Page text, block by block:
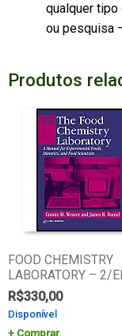
qualquer
ou pesquisa
Produtos
FOOD CHEMISTRY
LABORATORY – 2/
R$330,00
Disponível
Comprar